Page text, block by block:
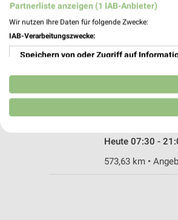
Strassburger Str. 62
77871 Renchen
579,06 km •
PENNY Achern
Heute 07:30 -
573,63 km •
Partnerliste anzeigen (1 IAB-Anbieter)
Wir nutzen Ihre Daten für folgende Zwecke:
IAB-Verarbeitungszwecke:
Speichern von oder Zugriff auf
Verwendung reduzierter Daten zur
Erstellung von Profilen für